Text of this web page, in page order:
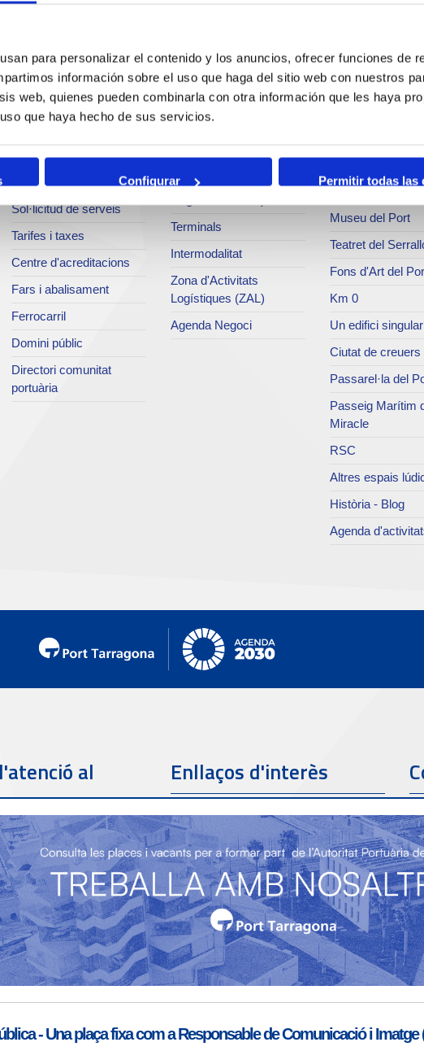
para personalizar el contenido y los anuncios, ofrecer funciones de
información sobre el uso que haga del sitio web con nuestros
web, quienes pueden combinarla con otra información que les haya
que haya hecho de sus servicios.
Configurar Permitir todas las
Serveis
Operacions i serveis
portuaris
Bunkering
Serveis comercials
Sol·licitud de serveis
Tarifes i taxes
Centre d'acreditacions
Fars i abalisament
Ferrocarril
Domini públic
Directori comunitat
portuària
Negoci
Tràfics
d'entregues
Terminals
Intermodalitat
Zona d'Activitats
Logístiques (ZAL)
Agenda Negoci
Port i
Parc del Port
Museu del Port
Teatret del
Fons d'Art del
Km 0
Un edifici singular
Ciutat de creuers
Passarel·la del
Passeig Marítim
Miracle
RSC
Altres espais
Història - Blog
Agenda
al
de contacte
462
de contacte
SAC
a SAC ( Servei
Enllaços d'interès
Partners
- Una plaça fixa com a Responsable de Comunicació i Imatge